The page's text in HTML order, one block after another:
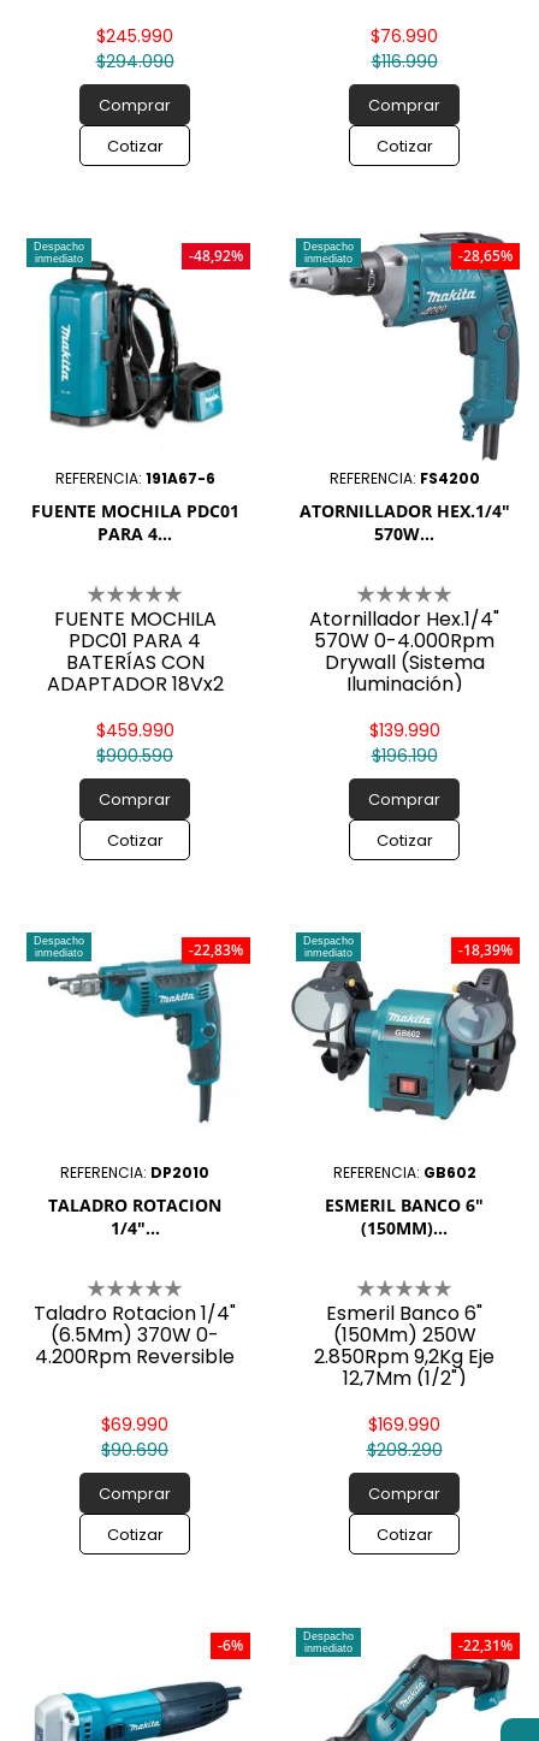
$294.090
$245.990
Comprar
Cotizar
$116.990
$76.990
Comprar
Cotizar
Despacho
inmediato
REFERENCIA: 191A67-6
FUENTE MOCHILA PDC01
PARA 4...
FUENTE MOCHILA
PDC01 PARA 4
BATERÍAS CON
ADAPTADOR 18Vx2
$900.590
$459.990
Comprar
Cotizar
-48,92%
Despacho
inmediato
REFERENCIA: FS4200
ATORNILLADOR HEX.1/4"
570W...
Atornillador Hex.1/4"
570W 0-4.000Rpm
Drywall (Sistema
Iluminación)
$196.190
$139.990
Comprar
Cotizar
-28,65%
Despacho
inmediato
REFERENCIA: DP2010
TALADRO ROTACION
1/4"...
Taladro Rotacion 1/4"
(6.5Mm) 370W 0-
4.200Rpm Reversible
$90.690
$69.990
Comprar
Cotizar
-22,83%
Despacho
inmediato
REFERENCIA: GB602
ESMERIL BANCO 6"
(150MM)...
Esmeril Banco 6"
(150Mm) 250W
2.850Rpm 9,2Kg Eje
12,7Mm (1/2")
$208.290
$169.990
Comprar
Cotizar
-18,39%
-6%
Despacho
inmediato
-22,31%